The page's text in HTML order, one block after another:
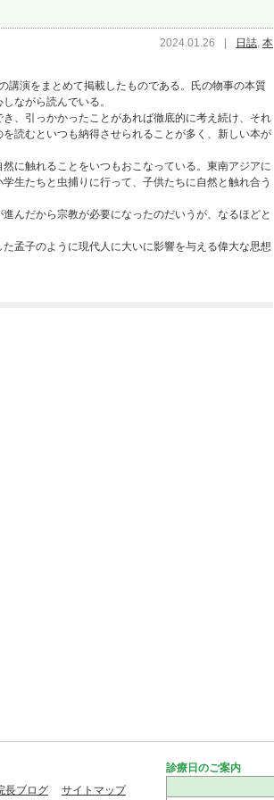
2024.01.26 日誌, 本
演をまとめて掲載したものである。氏の物事の本質
ながら読んでいる。
、引っかかったことがあれば徹底的に考え続け、それ
読むといつも納得させられることが多く、新しい本が
に触れることをいつもおこなっている。東南アジアに
生たちと虫捕りに行って、子供たちに自然と触れ合う
んだから宗教が必要になったのだいうが、なるほどと
孟子のように現代人に大いに影響を与える偉大な思想
長ブログ サイトマップ
診療日のご案内